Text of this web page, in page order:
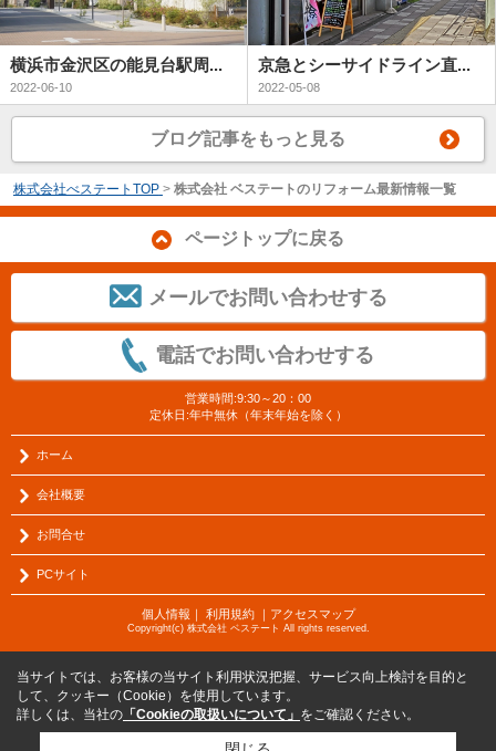
横浜市金沢区の能見台駅周...
2022-06-10
京急とシーサイドライン直...
2022-05-08
ブログ記事をもっと見る
株式会社べステートTOP > 株式会社 ベステートのリフォーム最新情報一覧
ページトップに戻る
メールでお問い合わせする
電話でお問い合わせする
営業時間:9:30～20：00
定休日:年中無休（年末年始を除く）
ホーム
会社概要
お問合せ
PCサイト
個人情報 利用規約｜ アクセスマップ
Copyright(c) 株式会社 ベステート All rights reserved.
当サイトでは、お客様の当サイト利用状況把握、サービス向上検討を目的と
して、クッキー（Cookie）を使用しています。
詳しくは、当社の 「Cookieの取扱いについて」 をご確認ください。